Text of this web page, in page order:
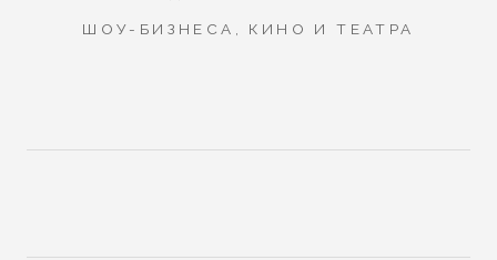
ШОУ-БИЗНЕСА, КИНО И ТЕАТРА